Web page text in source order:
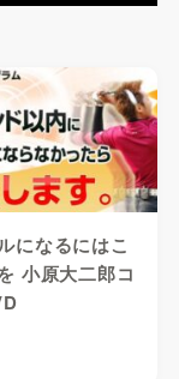
になるにはこ
小原大二郎コ